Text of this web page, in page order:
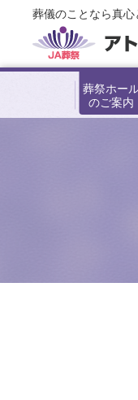
葬儀のことなら真
葬祭ホー
のご案内